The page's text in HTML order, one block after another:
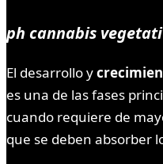
ph cannabis
El desarrollo y
es una de las fases
cuando requiere de
que se deben absorber